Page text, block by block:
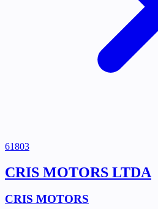
61803
CRIS MOTORS LTDA
CRIS MOTORS